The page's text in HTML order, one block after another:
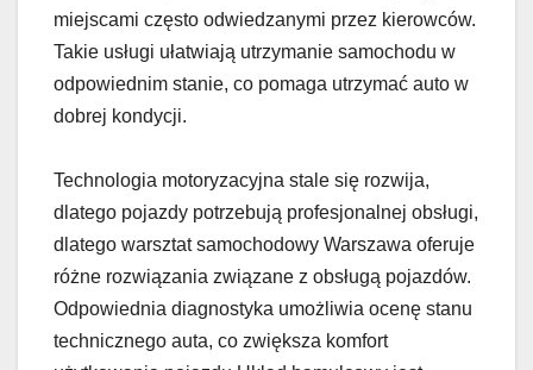
miejscami często odwiedzanymi przez kierowców.
Takie usługi ułatwiają utrzymanie samochodu w
odpowiednim stanie, co pomaga utrzymać auto w
dobrej kondycji.
Technologia motoryzacyjna stale się rozwija,
dlatego pojazdy potrzebują profesjonalnej obsługi,
dlatego warsztat samochodowy Warszawa oferuje
różne rozwiązania związane z obsługą pojazdów.
Odpowiednia diagnostyka umożliwia ocenę stanu
technicznego auta, co zwiększa komfort